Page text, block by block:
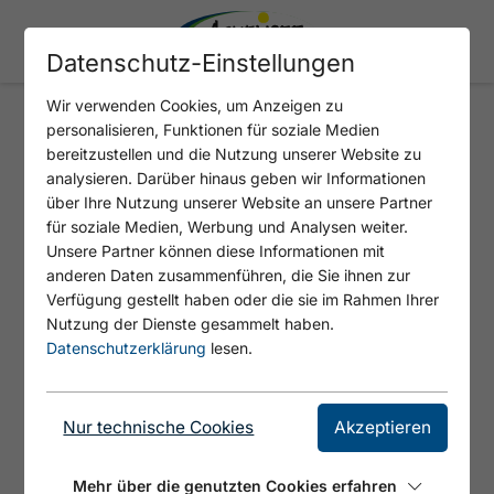
ACHENKIRCH - JOCHALM -
SEEWALDHÜTTE -
ACHENKIRCH
Datenschutz-Einstellungen
Wir verwenden Cookies, um Anzeigen zu
personalisieren, Funktionen für soziale Medien
bereitzustellen und die Nutzung unserer Website zu
analysieren. Darüber hinaus geben wir Informationen
über Ihre Nutzung unserer Website an unsere Partner
für soziale Medien, Werbung und Analysen weiter.
Unsere Partner können diese Informationen mit
anderen Daten zusammenführen, die Sie ihnen zur
Verfügung gestellt haben oder die sie im Rahmen Ihrer
Nutzung der Dienste gesammelt haben.
Datenschutzerklärung lesen.
Nur technische Cookies Akzeptieren
Mehr über die genutzten Cookies erfahren